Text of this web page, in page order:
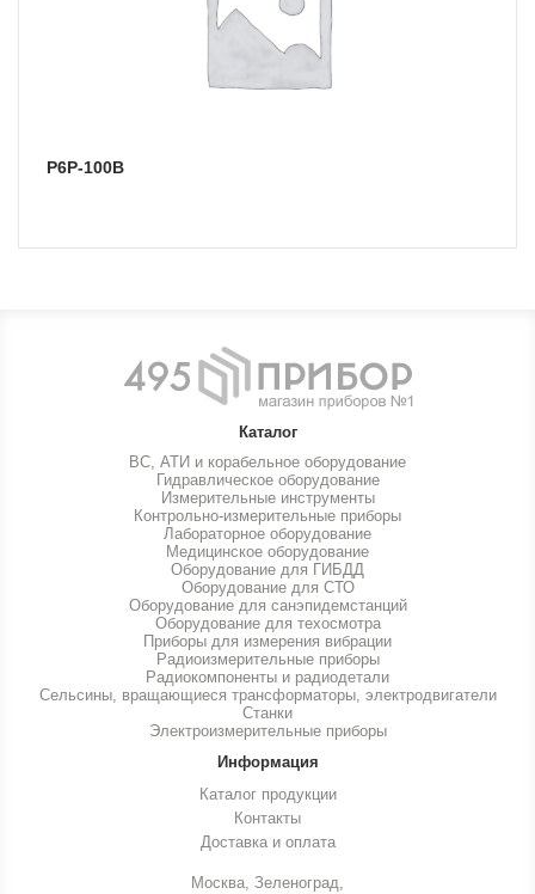
Р6Р-100В
Каталог
ВС, АТИ и корабельное оборудование
Гидравлическое оборудование
Измерительные инструменты
Контрольно-измерительные приборы
Лабораторное оборудование
Медицинское оборудование
Оборудование для ГИБДД
Оборудование для СТО
Оборудование для санэпидемстанций
Оборудование для техосмотра
Приборы для измерения вибрации
Радиоизмерительные приборы
Радиокомпоненты и радиодетали
Сельсины, вращающиеся трансформаторы, электродвигатели
Станки
Электроизмерительные приборы
Информация
Каталог продукции
Контакты
Доставка и оплата
Москва, Зеленоград,